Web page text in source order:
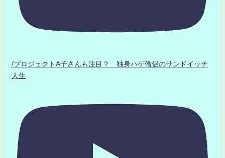
/プロジェクトA子さんも注目？ 独身ハゲ僧侶のサンドイッチ
人生